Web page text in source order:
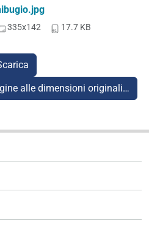
335x142 17.7 KB
alle dimensioni originali…